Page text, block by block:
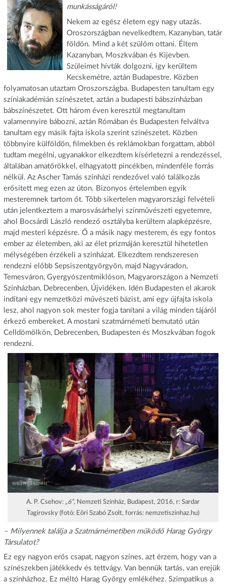
munkásságáról!
Nekem az egész életem egy nagy utazás.
Oroszországban nevelkedtem, Kazanyban, tatár
földön. Mind a két szülőm ottani. Éltem
Kazanyban, Moszkvában és Kijevben.
Szüleimet hívták dolgozni, így kerültem
Kecskemétre, aztán Budapestre. Közben
folyamatosan utaztam Oroszországba. Budapesten tanultam egy
színiakadémián színészetet, aztán a budapesti bábszínházban
bábszínészetet. Ott három éven keresztül megtanultam
valamennyire bábozni, aztán Rómában és Budapesten felváltva
tanultam egy másik fajta iskola szerint színészetet. Közben
többnyire külföldön, filmekben és reklámokban forgattam, abból
tudtam megélni, ugyanakkor elkezdtem kísérletezni a rendezéssel,
általában amatőrökkel, elhagyatott pincékben, mindenféle forrás
nélkül. Az Ascher Tamás színházi rendezővel való találkozás
erősített meg ezen az úton. Bizonyos értelemben egyik
mesteremnek tartom őt. Több sikertelen magyarországi felvételi
után jelentkeztem a marosvásárhelyi színművészeti egyetemre,
ahol Bocsárdi László rendező osztályba kerültem alapképzésre,
majd mesteri képzésre. Ő a másik nagy mesterem, és egy fontos
ember az életemben, aki az élet prizmáján keresztül hihetetlen
mélységében érzékeli a színházat. Elkezdtem rendszeresen
rendezni előbb Sepsiszentgyörgyön, majd Nagyváradon,
Temesváron, Gyergyószentmiklóson, Magyarországon a Nemzeti
Színházban, Debrecenben, Újvidéken. Idén Budapesten el akarok
indítani egy nemzetközi művészeti bázist, ami egy újfajta iskola
lesz, ahol nagyon sok mester fogja tanítani a világ minden tájáról
érkező embereket. A mostani szatmárnémeti bemutató után
Celldömölkön, Debrecenben, Budapesten és Moszkvában fogok
rendezni.
A. P. Csehov: „6”, Nemzeti Színház, Budapest, 2016, r: Sardar
Tagirovsky (fotó: Eöri Szabó Zsolt, forrás: nemzetiszinhaz.hu)
– Milyennek találja a Szatmárnémetiben működő Harag György
Társulatot?
Ez egy nagyon erős csapat, nagyon színes, azt érzem, hogy van a
színészekben játékkedv és tettvágy. Van bennük tartás, van erejük
a színházhoz. Ez méltó Harag György emlékéhez. Szimpatikus a